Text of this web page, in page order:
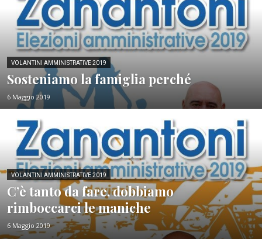
VOLANTINI AMMINISTRATIVE 2019
Sosteniamo la famiglia perché
6 Maggio 2019
VOLANTINI AMMINISTRATIVE 2019
C’è tanto da fare, dobbiamo
rimboccarci le maniche
6 Maggio 2019